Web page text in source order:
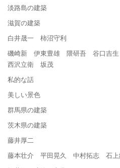
淡路島の建築
滋賀の建築
白井晟一 柿沼守利
磯崎新 伊東豊雄 隈研吾 谷口吉
西沢立衛 坂茂
私的な話
美しい景色
群馬県の建築
茨木県の建築
藤井厚二
藤本壮介 平田晃久 中村拓志 石上